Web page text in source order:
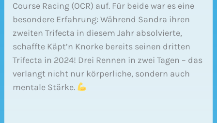
Course Racing (OCR) auf. Für beide war es eine
besondere Erfahrung: Während Sandra ihren
zweiten Trifecta in diesem Jahr absolvierte,
schaffte Käpt’n Knorke bereits seinen dritten
Trifecta in 2024! Drei Rennen in zwei Tagen – das
verlangt nicht nur körperliche, sondern auch
mentale Stärke.